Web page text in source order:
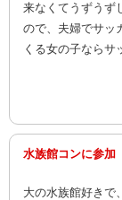
来なくてうずうず
ので、夫婦でサッ
くる女の子ならサ
水族館コンに参加
大の水族館好きで